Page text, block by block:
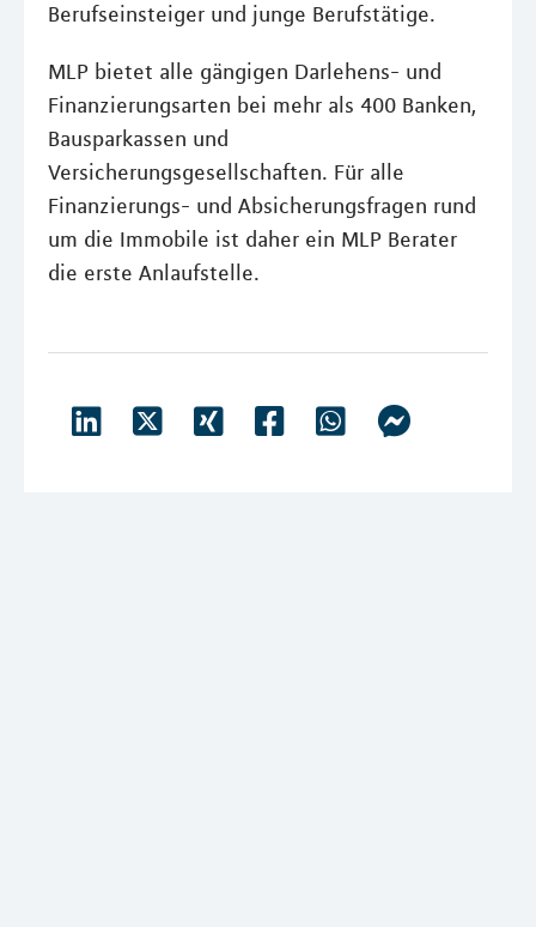
Berufseinsteiger und junge Berufstätige.
MLP bietet alle gängigen Darlehens- und
Finanzierungsarten bei mehr als 400 Banken,
Bausparkassen und
Versicherungsgesellschaften. Für alle
Finanzierungs- und Absicherungsfragen rund
um die Immobile ist daher ein MLP Berater
die erste Anlaufstelle.